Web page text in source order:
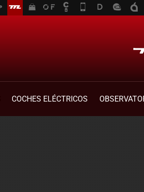
COCHES ELÉCTRICOS